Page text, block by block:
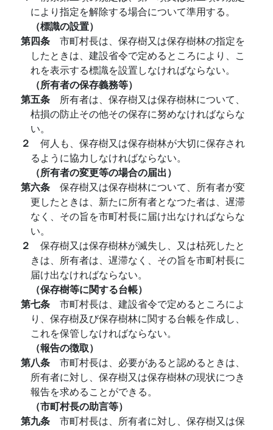
により指定を解除する場合について準用する。
（標識の設置）
第四条 市町村長は、保存樹又は保存樹林の指定を
したときは、建設省令で定めるところにより、こ
れを表示する標識を設置しなければならない。
（所有者の保存義務等）
第五条 所有者は、保存樹又は保存樹林について、
枯損の防止その他その保存に努めなければならな
い。
２ 何人も、保存樹又は保存樹林が大切に保存され
るように協力しなければならない。
（所有者の変更等の場合の届出）
第六条 保存樹又は保存樹林について、所有者が変
更したときは、新たに所有者となつた者は、遅滞
なく、その旨を市町村長に届け出なければならな
い。
２ 保存樹又は保存樹林が滅失し、又は枯死したと
きは、所有者は、遅滞なく、その旨を市町村長に
届け出なければならない。
（保存樹等に関する台帳）
第七条 市町村長は、建設省令で定めるところによ
り、保存樹及び保存樹林に関する台帳を作成し、
これを保管しなければならない。
（報告の徴取）
第八条 市町村長は、必要があると認めるときは、
所有者に対し、保存樹又は保存樹林の現状につき
報告を求めることができる。
（市町村長の助言等）
第九条 市町村長は、所有者に対し、保存樹又は保